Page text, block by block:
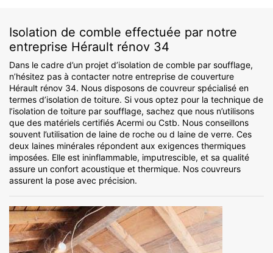
Isolation de comble effectuée par notre
entreprise Hérault rénov 34
Dans le cadre d’un projet d’isolation de comble par soufflage,
n’hésitez pas à contacter notre entreprise de couverture
Hérault rénov 34. Nous disposons de couvreur spécialisé en
termes d’isolation de toiture. Si vous optez pour la technique de
l’isolation de toiture par soufflage, sachez que nous n’utilisons
que des matériels certifiés Acermi ou Cstb. Nous conseillons
souvent l’utilisation de laine de roche ou d laine de verre. Ces
deux laines minérales répondent aux exigences thermiques
imposées. Elle est ininflammable, imputrescible, et sa qualité
assure un confort acoustique et thermique. Nos couvreurs
assurent la pose avec précision.